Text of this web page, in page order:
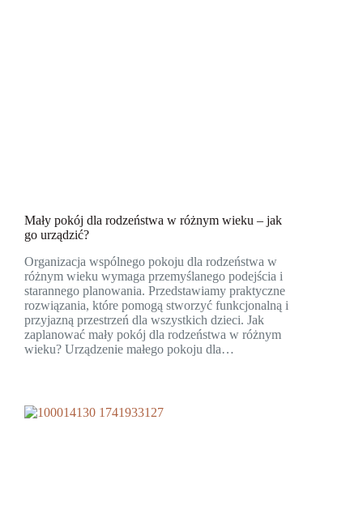
Mały pokój dla rodzeństwa w różnym wieku – jak
go urządzić?
Organizacja wspólnego pokoju dla rodzeństwa w
różnym wieku wymaga przemyślanego podejścia i
starannego planowania. Przedstawiamy praktyczne
rozwiązania, które pomogą stworzyć funkcjonalną i
przyjazną przestrzeń dla wszystkich dzieci. Jak
zaplanować mały pokój dla rodzeństwa w różnym
wieku? Urządzenie małego pokoju dla…